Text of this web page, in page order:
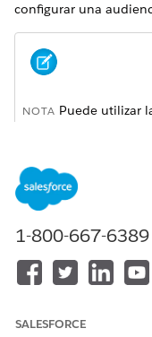
configurar una
NOTA Puede utilizar
Especifique si
existente.
Seleccione
Haga clic en
Seleccione un
audiencia.
1-800-667-6389
SALESFORCE